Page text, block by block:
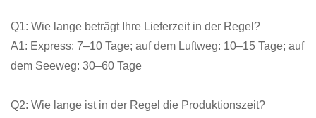
Q1: Wie lange beträgt Ihre Lieferzeit in der Regel?
A1: Express: 7–10 Tage; auf dem Luftweg: 10–15 Tage; auf
dem Seeweg: 30–60 Tage
Q2: Wie lange ist in der Regel die Produktionszeit?